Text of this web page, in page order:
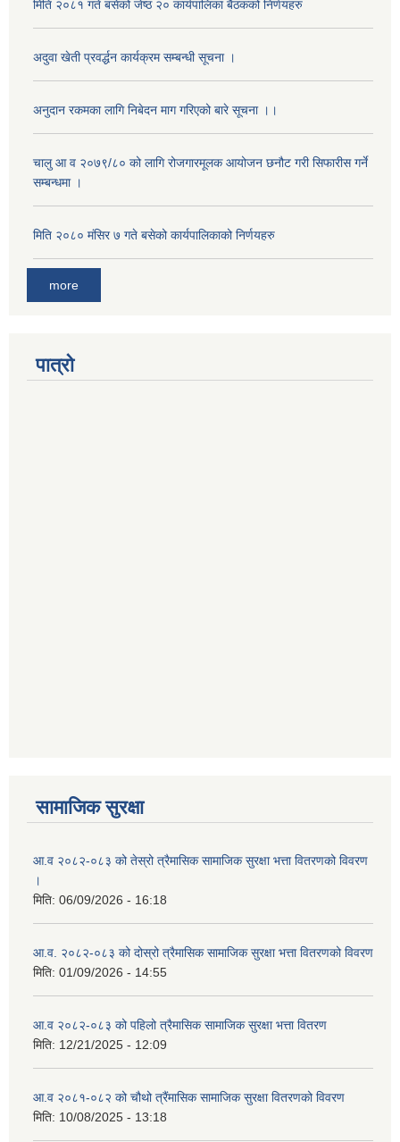
मिति २०८१ गते बसेको जेष्ठ २० कार्यपालिका बैठकको निर्णयहरु
अदुवा खेती प्रवर्द्धन कार्यक्रम सम्बन्धी सूचना ।
अनुदान रकमका लागि निबेदन माग गरिएको बारे सूचना ।।
चालु आ व २०७९/८० को लागि रोजगारमूलक आयोजन छनौट गरी सिफारीस गर्ने
सम्बन्धमा ।
मिति २०८० मंसिर ७ गते बसेको कार्यपालिकाको निर्णयहरु
more
पात्रो
सामाजिक सुरक्षा
आ.व २०८२-०८३ को तेस्रो त्रैमासिक सामाजिक सुरक्षा भत्ता वितरणको विवरण
।
मिति: 06/09/2026 - 16:18
आ.व. २०८२-०८३ को दोस्रो त्रैमासिक सामाजिक सुरक्षा भत्ता वितरणको विवरण
मिति: 01/09/2026 - 14:55
आ.व २०८२-०८३ को पहिलो त्रैमासिक सामाजिक सुरक्षा भत्ता वितरण
मिति: 12/21/2025 - 12:09
आ.व २०८१-०८२ को चौथो त्रैंमासिक सामाजिक सुरक्षा वितरणको विवरण
मिति: 10/08/2025 - 13:18